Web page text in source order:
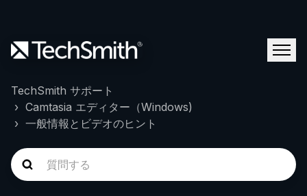
TechSmith サポート
Camtasia エディター（Windows)
一般情報とビデオのヒント